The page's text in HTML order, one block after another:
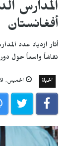
المدارس
أفغانستان
أثار ازدياد عدد
نقاشاً واسعاً حول دور
الحياة الخميس, 9 يوليو 2026, 09:09